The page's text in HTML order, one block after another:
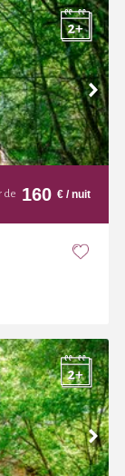
de 160 € / nuit